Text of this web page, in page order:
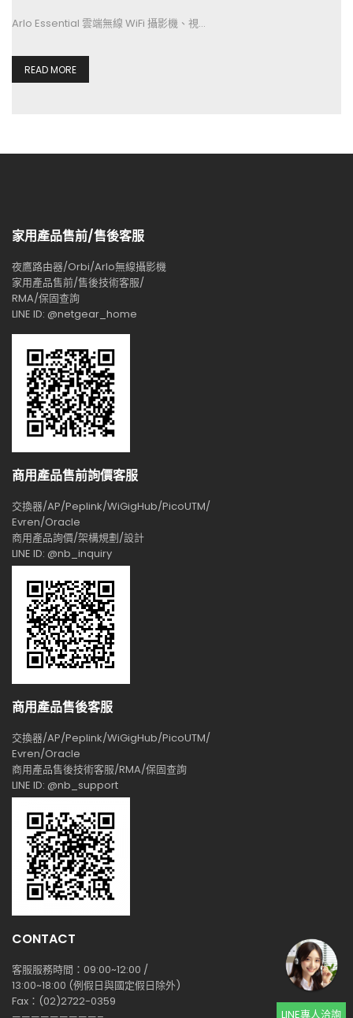
Arlo Essential 雲端無線 WiFi 攝影機、視…
READ MORE
家用產品售前/售後客服
夜鷹路由器/Orbi/Arlo無線攝影機
家用產品售前/售後技術客服/
RMA/保固查詢
LINE ID: @netgear_home
商用產品售前詢價客服
交換器/AP/Peplink/WiGigHub/PicoUTM/
Evren/Oracle
商用產品詢價/架構規劃/設計
LINE ID: @nb_inquiry
商用產品售後客服
交換器/AP/Peplink/WiGigHub/PicoUTM/
Evren/Oracle
商用產品售後技術客服/RMA/保固查詢
LINE ID: @nb_support
CONTACT
客服服務時間：09:00~12:00 /
13:00~18:00 (例假日與國定假日除外)
Fax：(02)2722-0359
LINE專人洽詢